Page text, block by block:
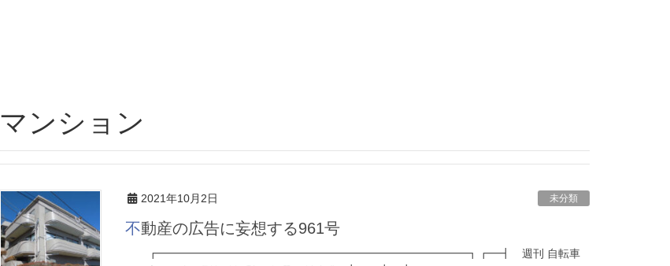
マンション
2021年10月2日 未分類
不動産の広告に妄想する961号
┏━━━━━━━━━━━━━━━━━━━━━━━━━━━━┓┏━┫ 週刊 自転車